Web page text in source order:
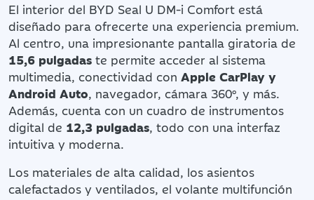
El interior del BYD Seal U DM-i Comfort está
diseñado para ofrecerte una experiencia premium.
Al centro, una impresionante pantalla giratoria de
15,6 pulgadas te permite acceder al sistema
multimedia, conectividad con Apple CarPlay y
Android Auto, navegador, cámara 360°, y más.
Además, cuenta con un cuadro de instrumentos
digital de 12,3 pulgadas, todo con una interfaz
intuitiva y moderna.
Los materiales de alta calidad, los asientos
calefactados y ventilados, el volante multifunción